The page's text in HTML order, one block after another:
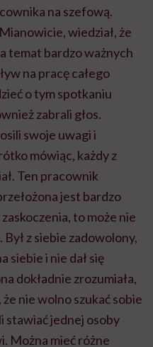
na szefową.
wiedział, że
temat bardzo ważnych
na pracę całego
o tym spotkaniu
zabrali głos.
swoje uwagi i
mówiąc, każdy z
Ten pracownik
jest bardzo
to może nie
Był z siebie zadowolony,
siebie i nie dał się
dokładnie zrozumiała,
nie wolno szukać sobie
stawiać jednej osoby
Można mieć różne